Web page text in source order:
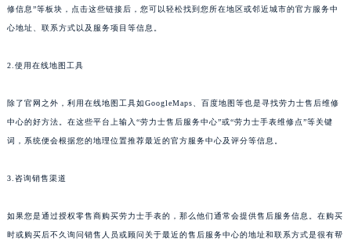
修信息”等板块，点击这些链接后，您可以轻松找到您所在地区或邻近城市的官方服务中
心地址、联系方式以及服务项目等信息。
2.使用在线地图工具
除了官网之外，利用在线地图工具如GoogleMaps、百度地图等也是寻找劳力士售后维修
中心的好方法。在这些平台上输入“劳力士售后服务中心”或“劳力士手表维修点”等关键
词，系统便会根据您的地理位置推荐最近的官方服务中心及评分等信息。
3.咨询销售渠道
如果您是通过授权零售商购买劳力士手表的，那么他们通常会提供售后服务信息。在购买
时或购买后不久询问销售人员或顾问关于最近的售后服务中心的地址和联系方式是很有帮